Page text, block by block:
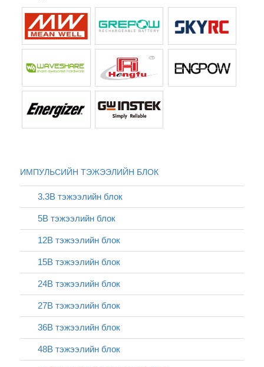
ИМПУЛЬСИЙН ТЭЖЭЭЛИЙН БЛОК
3.3В тэжээлийн блок
5В тэжээлийн блок
12В тэжээлийн блок
15В тэжээлийн блок
24В тэжээлийн блок
27В тэжээлийн блок
36В тэжээлийн блок
48В тэжээлийн блок